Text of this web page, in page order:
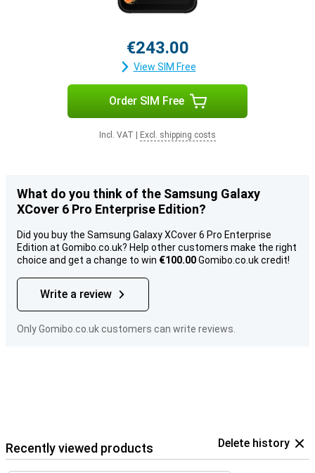
€243.00
View SIM Free
Order SIM Free
Incl. VAT Excl. shipping costs
What do you think of the Samsung Galaxy
XCover 6 Pro Enterprise Edition?
Did you buy the Samsung Galaxy XCover 6 Pro Enterprise
Edition at Gomibo.co.uk? Help other customers make the right
choice and get a change to win €100.00Gomibo.co.uk credit!
Write a review
Only Gomibo.co.uk customers can write reviews.
Recently viewed products Delete history